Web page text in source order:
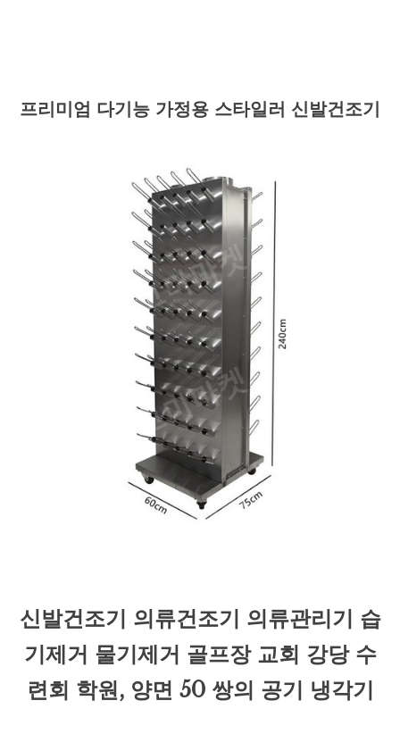
프리미엄 다기능 가정용 스타일러 신발건조기
신발건조기 의류건조기 의류관리기 습
기제거 물기제거 골프장 교회 강당 수
련회 학원, 양면 50 쌍의 공기 냉각기